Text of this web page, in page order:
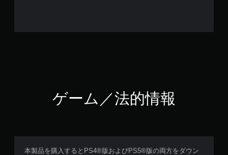
ゲーム／法的情報
本製品を購入するとPS4®版およびPS5®版の両方をダウン